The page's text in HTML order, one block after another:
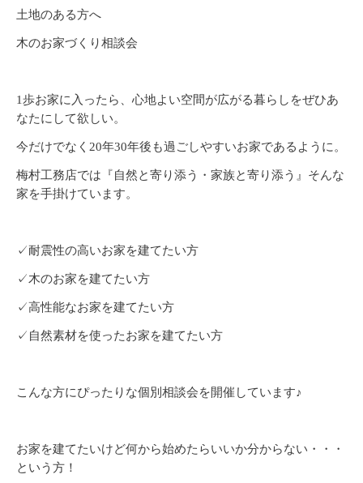
土地のある方へ
木のお家づくり相談会
1歩お家に入ったら、心地よい空間が広がる暮らしをぜひあ
なたにして欲しい。
今だけでなく 20年30年後も過ごしやすいお家であるように。
梅村工務店では『自然と寄り添う・家族と寄り添う』そんな
家を手掛けています。
✓耐震性の高いお家を建てたい方
✓木のお家を建てたい方
✓高性能なお家を建てたい方
✓自然素材を使ったお家を建てたい方
こんな方にぴったりな個別相談会を開催しています♪
お家を建てたいけど何から始めたらいいか分からない・・・
という方！